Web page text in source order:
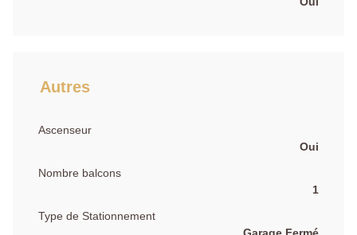
Autres
Ascenseur
Oui
Nombre balcons
1
Type de Stationnement